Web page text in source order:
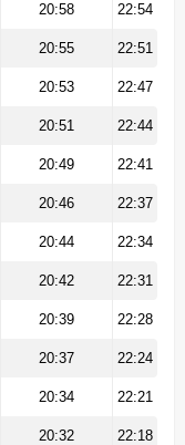
20:58 22:54
20:55 22:51
20:53 22:47
20:51 22:44
20:49 22:41
20:46 22:37
20:44 22:34
20:42 22:31
20:39 22:28
20:37 22:24
20:34 22:21
20:32 22:18